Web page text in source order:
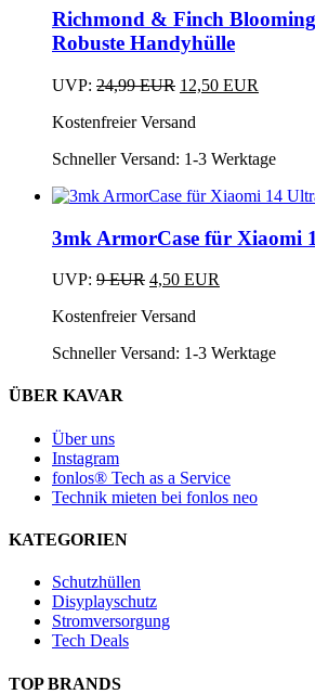
gewählt
werden
Optionen
können
der
Produktseite
gewählt
Produkt
weist
mehrere
auf.
Die
Optionen
können
auf
der
Produktseite
gewählt
werden
Richmond & Finch Blooming
Robuste Handyhülle
UVP: 24,99EUR Ursprünglicher
war:
12,50 EUR
Produkt
mehrere
auf.
Optionen
auf
Produktseite
werden
Kostenfreier Versand
Schneller Versand: 1-3 Werktage
3mk ArmorCase für Xiaomi
UVP: 9EUR Ursprünglicher
war:
4,50 EUR
Kostenfreier Versand
Schneller Versand: 1-3 Werktage
ÜBER KAVAR
Über uns
Instagram
fonlos® Tech as a Service
Technik mieten bei fonlos neo
KATEGORIEN
Schutzhüllen
Disyplayschutz
Stromversorgung
Tech Deals
TOP BRANDS